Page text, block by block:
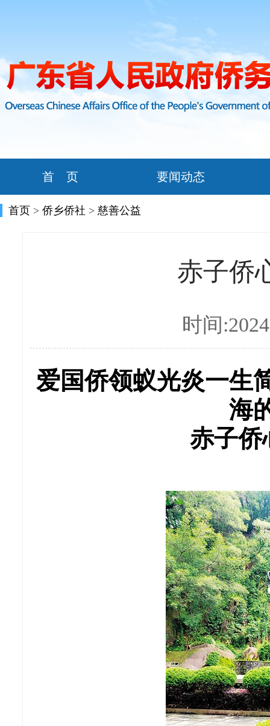
首 页 要闻动态
首页 > 侨乡侨社 > 慈善公益
赤子侨
时间
爱国侨领蚁光炎一生
海
赤子侨